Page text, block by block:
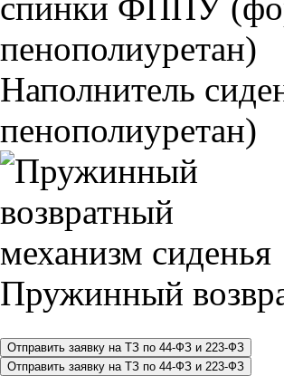
Наполнитель
пенополиуретан)
Пружинный